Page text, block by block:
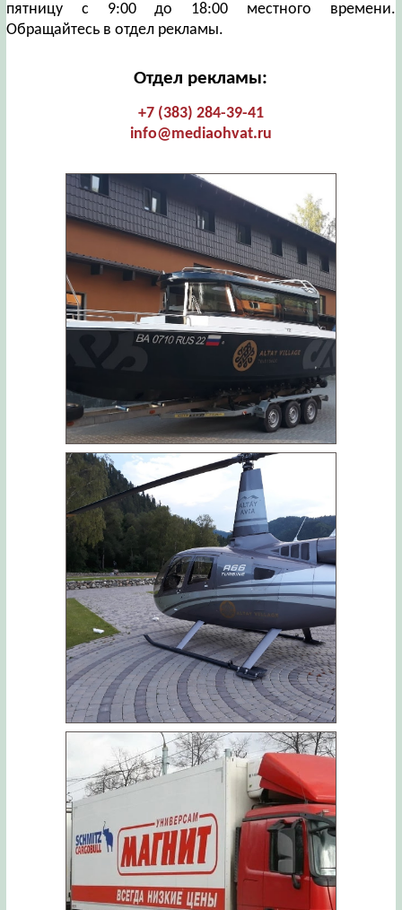
пятницу с 9:00 до 18:00 местного времени.
Обращайтесь в отдел рекламы.
Отдел рекламы:
+7 (383) 284-39-41
info@mediaohvat.ru